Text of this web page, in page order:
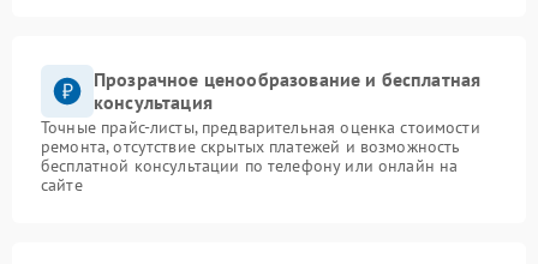
Прозрачное ценообразование и бесплатная
консультация
Точные прайс-листы, предварительная оценка стоимости
ремонта, отсутствие скрытых платежей и возможность
бесплатной консультации по телефону или онлайн на
сайте